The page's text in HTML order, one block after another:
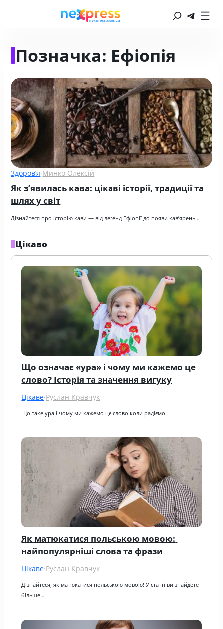
Позначка: Ефіопія
Здоров’я·Минко Олексій
Як зʼявилась кава: цікаві історії, традиції та
шлях у світ
Дізнайтеся про історію кави — від легенд Ефіопії до появи кав’ярень…
Цікаво
Що означає «ура» і чому ми кажемо це
слово? Історія та значення вигуку
Цікаве·Руслан Кравчук
Що таке ура і чому ми кажемо це слово коли радіємо.
Як матюкатися польською мовою:
найпопулярніші слова та фрази
Цікаве·Руслан Кравчук
Дізнайтеся, як матюкатися польською мовою! У статті ви знайдете
більше…